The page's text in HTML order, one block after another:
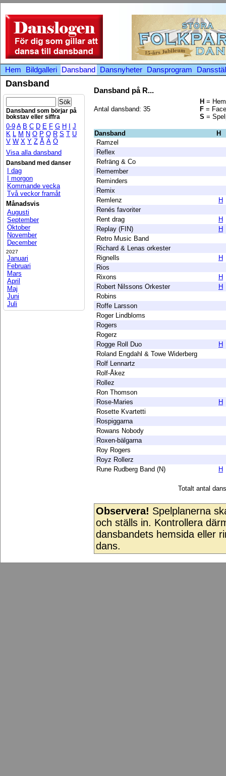
Hem Bildgalleri Dansband Dansnyheter Dansprogram
Dansband
Dansband som börjar på
bokstav eller siffra
0-9 A B C D E F G H
J
K L M N O P Q R S T U
V W X Y Z Å Ä Ö
Visa alla dansband
Dansband med danser
I dag
I morgon
Kommande vecka
Två veckor framåt
Månadsvis
Augusti
September
Oktober
November
December
2027
Januari
Februari
Mars
April
Maj
Juni
Juli
Dansband på R...
Antal dansband: 35
H =
F =
S =
Dansband
H
Ramzel
Reflex
Refräng & Co
Remember
Reminders
Remix
Remlenz
H
Renés favoriter
Rent drag
H
Replay (FIN)
H
Retro Music Band
Richard & Lenas orkester
Rignells
H
Rios
Rixons
H
Robert Nilssons Orkester
H
Robins
Roffe Larsson
Roger Lindbloms
Rogers
Rogerz
Rogge Roll Duo
H
Roland Engdahl & Towe Widerberg
Rolf Lennartz
Rolf-Åkez
Rollez
Ron Thomson
Rose-Maries
H
Rosette Kvartetti
Rospiggarna
Rowans Nobody
Roxen-bälgarna
Roy Rogers
Royz Rollerz
Rune Rudberg Band (N)
H
Totalt antal
Observera! Spelplanerna
och ställs in. Kontrollera
dansbandets hemsida eller
dans.